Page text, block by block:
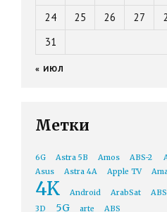
24
25 26 27
31
« ИЮЛ
Метки
6G Astra 5B Amos ABS-2
Asus
Astra 4A Apple TV
4K Android ArabSat
3D
5G arte ABS